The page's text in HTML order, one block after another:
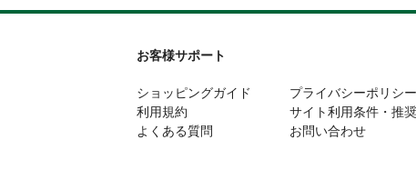
お客様サポート
ショッピングガイド
利用規約
よくある質問
プライバシーポリシー
サイト利用条件・推
お問い合わせ